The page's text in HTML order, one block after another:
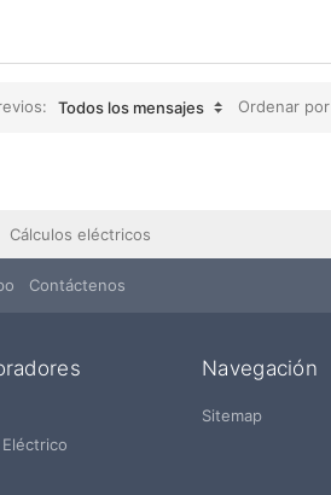
Todos los mensajes Ordenar por
Cálculos eléctricos
Contáctenos
Navegación
Sitemap